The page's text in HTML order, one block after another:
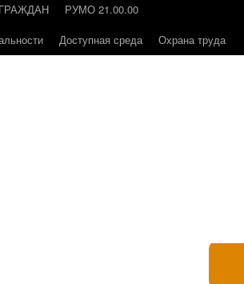
РУМО 21.00.00
Доступная среда Охрана труда